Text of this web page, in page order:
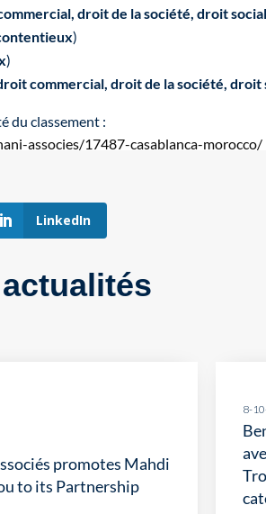
droit de la société, droit social
)
)
commercial, droit de la société, droit
du classement :
associes/17487-casablanca-morocco/
LinkedIn
promotes Mahdi
to its Partnership
8-